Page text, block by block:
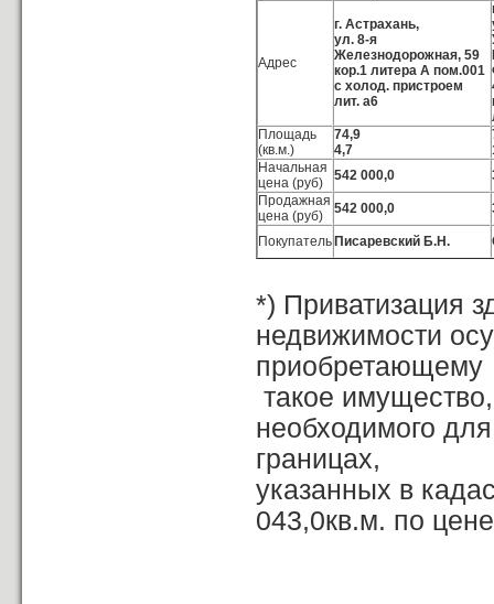
Адрес
г. Астрахань,
ул. 8-я
Железнодорожная, 59
кор.1 литера А пом.001
с холод. пристроем
лит. а6
Площадь
(кв.м.)
74,9
4,7
Начальная
цена (руб)
542 000,0
Продажная
цена (руб)
542 000,0
Покупатель Писаревский Б.Н.
*) Приватизация
недвижимости
приобретающему
такое
необходимого
границах,
указанных в
043,0кв.м. по